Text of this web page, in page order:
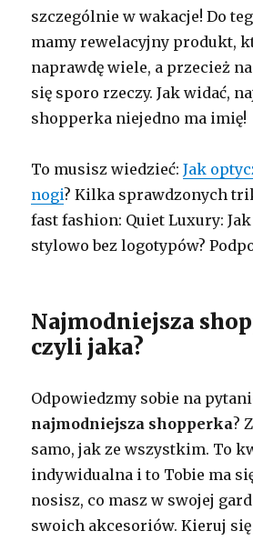
szczególnie w wakacje! Do
mamy rewelacyjny produkt,
naprawdę wiele, a przecież
się sporo rzeczy. Jak widać,
shopperka niejedno ma imię!
To musisz wiedzieć:Jak
nogi? Kilka sprawdzonych
fast fashion: Quiet Luxury:
stylowo bez logotypów?
Najmodniejsza
czyli jaka?
Odpowiedzmy sobie na
najmodniejsza shopperka?
samo, jak ze wszystkim. To
indywidualna i to Tobie ma
nosisz, co masz w swojej
swoich akcesoriów. Kieruj się